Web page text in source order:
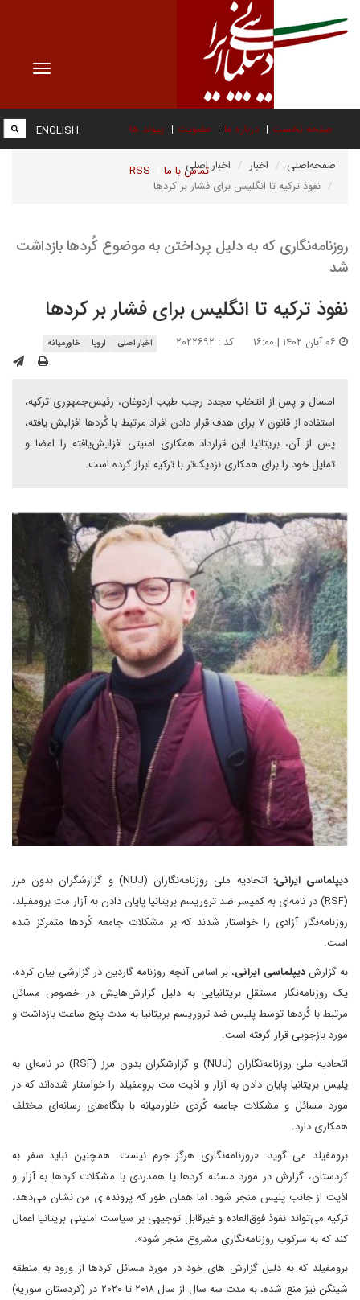
Toggle
صفحه نخست درباره ما عضویت پیوند ها
تماس با ما RSS
ENGLISH
صفحه‌اصلی اخبار
اخبار اصلی
نفوذ ترکیه تا انگلیس برای فشار بر کردها
روزنامه‌نگاری که به دلیل پرداختن به موضوع کُردها بازداشت
شد
نفوذ ترکیه تا انگلیس برای فشار بر کردها
کد : ۲۰۲۲۶۹۲ اخبار اصلی اروپا خاورمیانه
امسال و پس از انتخاب مجدد رجب طیب اردوغان، رئیس‌جمهوری ترکیه،
استفاده از قانون ۷ برای هدف قرار دادن افراد مرتبط با کُردها افزایش یافته،
پس از آن، بریتانیا این قرارداد همکاری امنیتی افزایش‌یافته را امضا و
تمایل خود را برای همکاری نزدیک‌تر با ترکیه ابراز کرده است.
دیپلماسی ایرانی:
اتحادیه ملی روزنامه‌نگاران (NUJ) و گزارشگران بدون مرز
(RSF) در نامه‌ای به کمیسر ضد تروریسم بریتانیا پایان دادن به آزار مت برومفیلد،
روزنامه‌نگار آزادی را خواستار شدند که بر مشکلات جامعه کُردها متمرکز شده
است.
به گزارشدیپلماسی ایرانی، بر اساس آنچه روزنامه گاردین در گزارشی بیان کرده،
یک روزنامه‌نگار مستقل بریتانیایی به دلیل گزارش‌هایش در خصوص مسائل
مرتبط با کُردها توسط پلیس ضد تروریسم بریتانیا به مدت پنج ساعت بازداشت و
مورد بازجویی قرار گرفته است.
اتحادیه ملی روزنامه‌نگاران (NUJ) و گزارشگران بدون مرز (RSF) در نامه‌ای به
پلیس بریتانیا پایان دادن به آزار و اذیت مت برومفیلد را خواستار شده‌اند که در
مورد مسائل و مشکلات جامعه کُردی خاورمیانه با بنگاه‌های رسانه‌ای مختلف
همکاری دارد.
برومفیلد می ‌گوید: «روزنامه‌نگاری هرگز جرم نیست. همچنین نباید سفر به
کردستان، گزارش در مورد مسئله کردها یا همدردی با مشکلات کردها به آزار و
اذیت از جانب پلیس منجر شود. اما همان طور که پرونده ی من نشان می‌دهد،
ترکیه می‌تواند نفوذ فوق‌العاده و غیرقابل توجیهی بر سیاست امنیتی بریتانیا اعمال
کند که به سرکوب روزنامه‌نگاری مشروع منجر شود».
برومفیلد که به دلیل گزارش های خود در مورد مسائل کردها از ورود به منطقه
شینگن نیز منع شده، به مدت سه سال از سال ۲۰۱۸ تا ۲۰۲۰ در (کردستان سوریه)